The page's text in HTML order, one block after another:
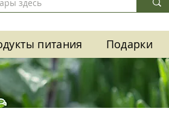
питания Подарки